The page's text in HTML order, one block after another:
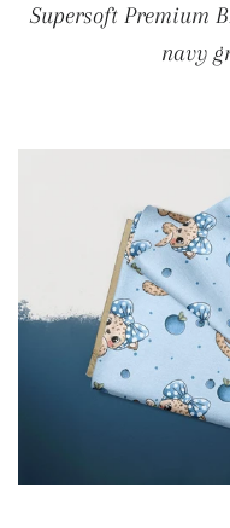
Supersoft Premium
navy